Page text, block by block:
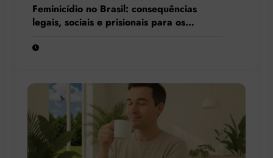
Feminicídio no Brasil: consequências
legais, sociais e prisionais para os